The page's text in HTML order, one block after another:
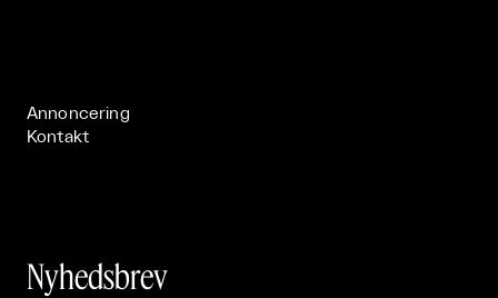
Annoncering
Kontakt
Nyhedsbrev